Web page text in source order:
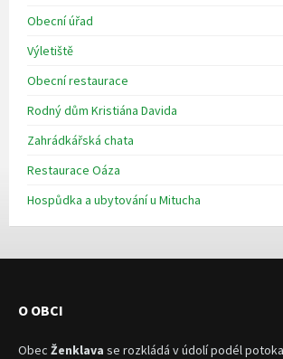
Obecní úřad
Výletiště
Obecní restaurace
Rodný dům Kristiána Davida
Zahrádkářská chata
Restaurace Oáza
Hospůdka a ubytování u Mitucha
O OBCI
Obec Ženklava se rozkládá v údolí podél